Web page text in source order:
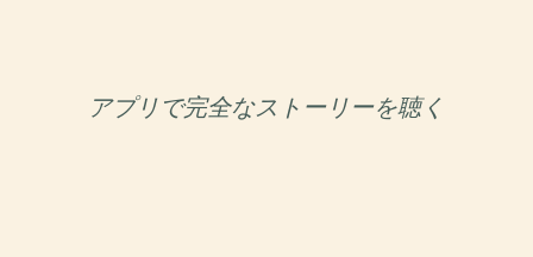
アプリで完全なストーリーを聴く